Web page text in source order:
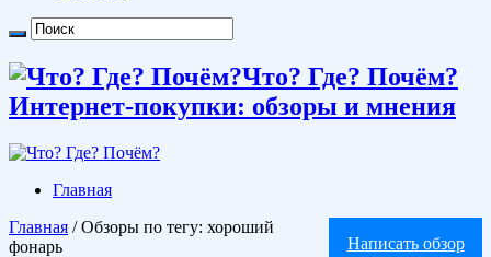
Что? Где? Почём?
Интернет-покупки: обзоры и мнения
Главная
Написать обзор
Главная / Обзоры по тегу: хороший
фонарь